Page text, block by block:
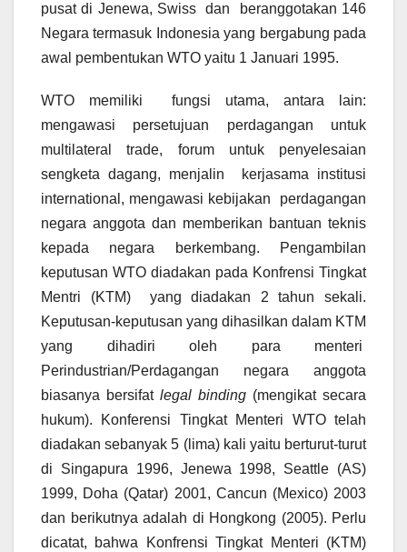
pusat di Jenewa, Swiss dan beranggotakan 146
Negara termasuk Indonesia yang bergabung pada
awal pembentukan WTO yaitu 1 Januari 1995.
WTO memiliki fungsi utama, antara lain:
mengawasi persetujuan perdagangan untuk
multilateral trade, forum untuk penyelesaian
sengketa dagang, menjalin kerjasama institusi
international, mengawasi kebijakan perdagangan
negara anggota dan memberikan bantuan teknis
kepada negara berkembang. Pengambilan
keputusan WTO diadakan pada Konfrensi Tingkat
Mentri (KTM) yang diadakan 2 tahun sekali.
Keputusan-keputusan yang dihasilkan dalam KTM
yang dihadiri oleh para menteri
Perindustrian/Perdagangan negara anggota
biasanya bersifat legal binding (mengikat secara
hukum). Konferensi Tingkat Menteri WTO telah
diadakan sebanyak 5 (lima) kali yaitu berturut-turut
di Singapura 1996, Jenewa 1998, Seattle (AS)
1999, Doha (Qatar) 2001, Cancun (Mexico) 2003
dan berikutnya adalah di Hongkong (2005). Perlu
dicatat, bahwa Konfrensi Tingkat Menteri (KTM)